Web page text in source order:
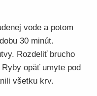
vode a potom
30 minút.
Rozdeliť brucho
opäť umyte pod
všetku krv.